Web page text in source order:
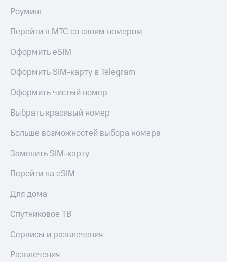
Еврооблигации-2023
Уведомление
погашении
облигаций
Реквизиты
развитие
На главную
Роуминг
Перейти в МТС со своим номером
Оформить eSIM
Оформить SIM-карту в Telegram
Оформить чистый номер
Выбрать красивый номер
Больше возможностей выбора номера
Заменить SIM-карту
Перейти на eSIM
Для дома
Спутниковое ТВ
Сервисы и развлечения
Развлечения